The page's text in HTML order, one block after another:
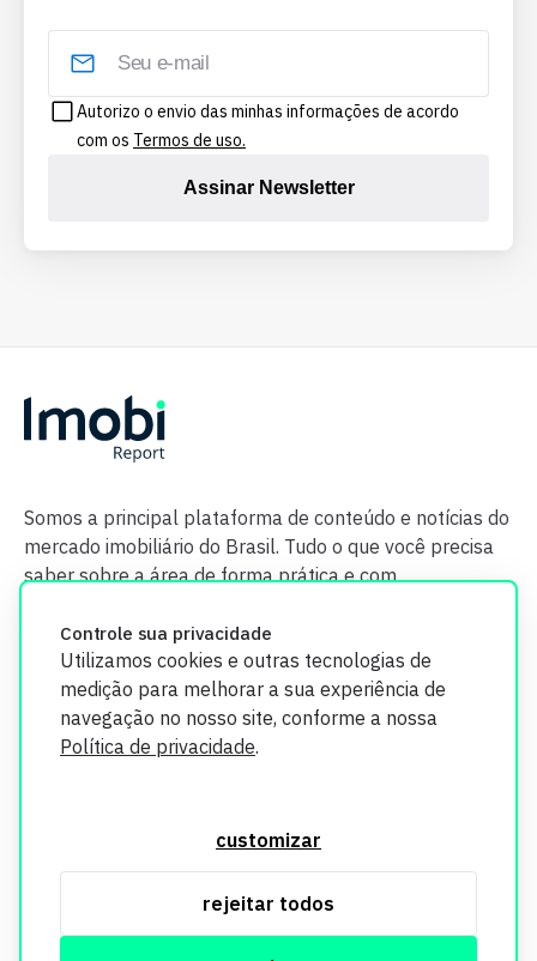
Controle sua privacidade
Utilizamos cookies e outras tecnologias de
medição para melhorar a sua experiência de
navegação no nosso site, conforme a nossa
Política de privacidade.
customizar
rejeitar todos
Autorizo o envio das minhas informações de acordo
com os Termos de uso.
Assinar Newsletter
Somos a principal plataforma de conteúdo e notícias do
mercado imobiliário do Brasil. Tudo o que você precisa
saber sobre a área de forma prática e com
segurança. Todos os dados coletados em nosso site são
utilizados exclusivamente para fins de aprimoramento de
informações, consulte nossa Política de Privacidade.